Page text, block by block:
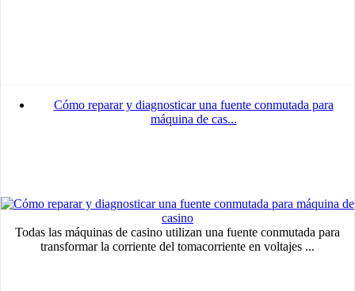
Cómo reparar y diagnosticar una fuente conmutada para
máquina de cas...
Todas las máquinas de casino utilizan una fuente conmutada para
transformar la corriente del tomacorriente en voltajes ...